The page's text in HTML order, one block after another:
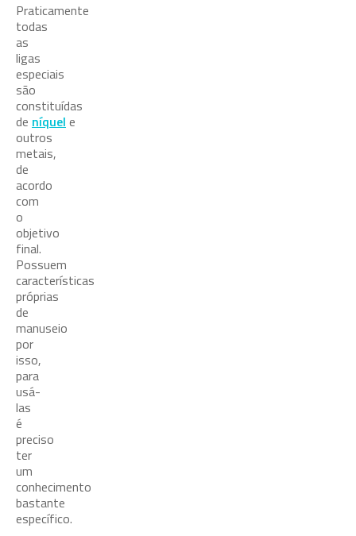
Praticamente
todas
as
ligas
especiais
são
constituídas
de níquel e
outros
metais,
de
acordo
com
o
objetivo
final.
Possuem
características
próprias
de
manuseio
por
isso,
para
usá-
las
é
preciso
ter
um
conhecimento
bastante
específico.